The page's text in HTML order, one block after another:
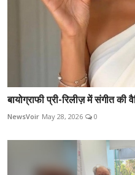
बायोग्राफी प्री-रिलीज़ में संगीत की
NewsVoir May 28, 2026 0